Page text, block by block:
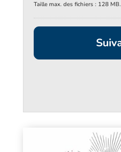
Taille max. des fichiers : 128 MB.